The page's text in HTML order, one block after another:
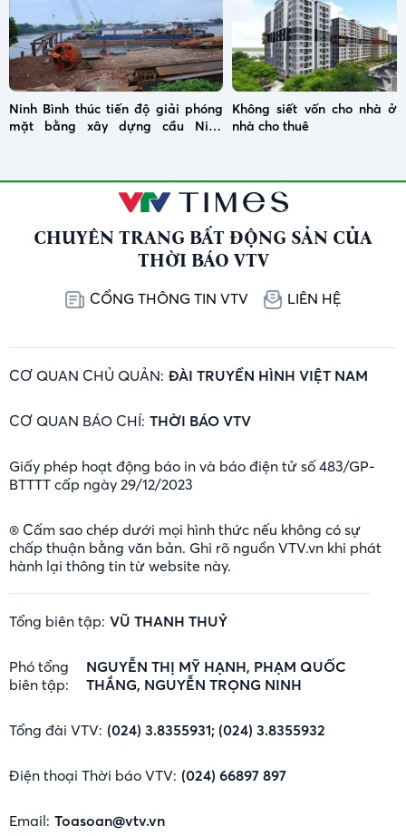
Ninh Bình thúc tiến độ giải phóng
mặt bằng xây dựng cầu Ninh
Không siết vốn cho nhà ở
nhà cho thuê
CHUYÊN TRANG BẤT ĐỘNG SẢN CỦA
THỜI BÁO VTV
CỔNG THÔNG TIN VTV LIÊN HỆ
CƠ QUAN CHỦ QUẢN: ĐÀI TRUYỀN HÌNH VIỆT NAM
CƠ QUAN BÁO CHÍ: THỜI BÁO VTV
Giấy phép hoạt động báo in và báo điện tử số 483/GP-
BTTTT cấp ngày 29/12/2023
® Cấm sao chép dưới mọi hình thức nếu không có sự
chấp thuận bằng văn bản. Ghi rõ nguồn VTV.vn khi phát
hành lại thông tin từ website này.
Tổng biên tập: VŨ THANH THUỶ
Phó tổng
biên tập:
NGUYỄN THỊ MỸ HẠNH, PHẠM QUỐC
THẮNG, NGUYỄN TRỌNG NINH
Tổng đài VTV: (024) 3.8355931; (024) 3.8355932
Điện thoại Thời báo VTV: (024) 66897 897
Email: Toasoan@vtv.vn